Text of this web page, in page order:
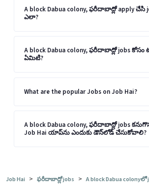
A block Dabua colony, ఫరీదాబాద్లో apply
ఎలా?
A block Dabua colony, ఫరీదాబాద్లో jobs కోసం
ఏమిటి?
What are the popular Jobs on Job Hai?
A block Dabua colony, ఫరీదాబాద్లో jobs
Job Hai యాప్‌ను ఎందుకు డౌన్‌లోడ్ చేసుకోవాలి?
Job Hai > ఫరీదాబాద్లో jobs > A block Dabua colonyలో